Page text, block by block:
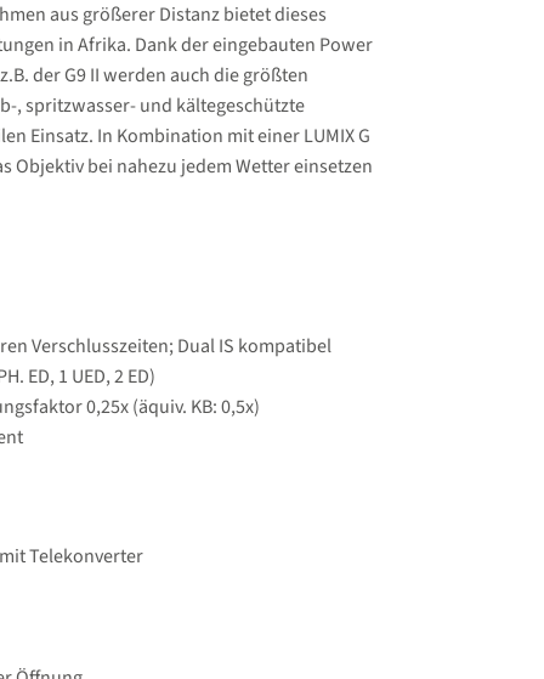
aus größerer Distanz bietet dieses
in Afrika. Dank der eingebauten Power
der G9 II werden auch die größten
, spritzwasser- und kältegeschützte
Einsatz. In Kombination mit einer LUMIX G
Objektiv bei nahezu jedem Wetter einsetzen
Verschlusszeiten; Dual IS kompatibel
ED, 1 UED, 2 ED)
0,25x (äquiv. KB: 0,5x)
Telekonverter